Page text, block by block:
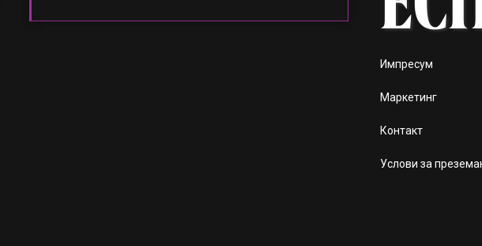
Импресум
Маркетинг
Контакт
Услови за